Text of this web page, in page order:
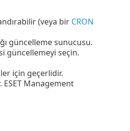
(veya bir CRON
güncelleme sunucusu.
güncellemeyi seçin.
için geçerlidir.
. ESET Management